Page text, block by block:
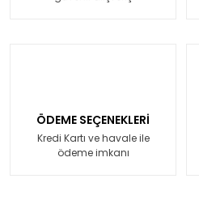
ÖDEME SEÇENEKLERİ
Kredi Kartı ve havale ile
ödeme imkanı